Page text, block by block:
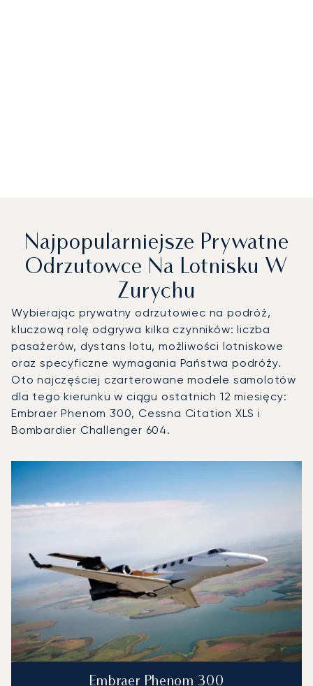
Najpopularniejsze Prywatne
Odrzutowce Na Lotnisku W
Zurychu
Wybierając prywatny odrzutowiec na podróż,
kluczową rolę odgrywa kilka czynników: liczba
pasażerów, dystans lotu, możliwości lotniskowe
oraz specyficzne wymagania Państwa podróży.
Oto najczęściej czarterowane modele samolotów
dla tego kierunku w ciągu ostatnich 12 miesięcy:
Embraer Phenom 300, Cessna Citation XLS i
Bombardier Challenger 604.
Zdjęcie samolotu
Model samolotu
Operacje lotnicze w
Miejsca
Prędkość (km/h)
Zasięg (km)
Zasięg (NM)
Embraer Phenom 300